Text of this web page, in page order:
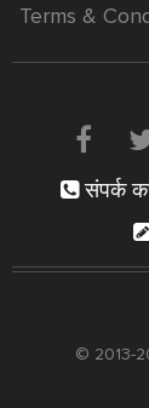
Terms &
संपर्क
© 2013-